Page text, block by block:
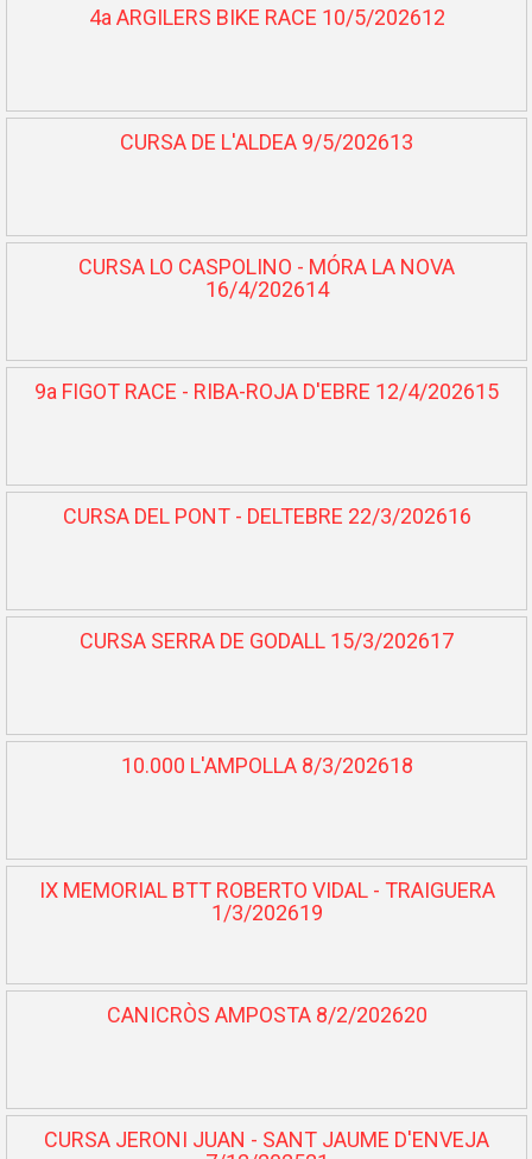
4a ARGILERS BIKE RACE 10/5/202612
CURSA DE L'ALDEA 9/5/202613
CURSA LO CASPOLINO - MÓRA LA NOVA
16/4/202614
9a FIGOT RACE - RIBA-ROJA D'EBRE 12/4/202615
CURSA DEL PONT - DELTEBRE 22/3/202616
CURSA SERRA DE GODALL 15/3/202617
10.000 L'AMPOLLA 8/3/202618
IX MEMORIAL BTT ROBERTO VIDAL - TRAIGUERA
1/3/202619
CANICRÒS AMPOSTA 8/2/202620
CURSA JERONI JUAN - SANT JAUME D'ENVEJA